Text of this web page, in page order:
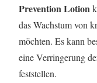
Prevention Lotion
das Wachstum von
möchten. Es kann
eine Verringerung
feststellen.